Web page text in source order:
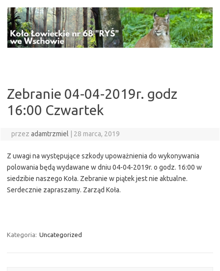
treści
Zebranie 04-04-2019r. godz
16:00 Czwartek
przez adamtrzmiel 28 marca, 2019
Z uwagi na występujące szkody upoważnienia do wykonywania
polowania będą wydawane w dniu 04-04-2019r. o godz. 16:00 w
siedzibie naszego Koła. Zebranie w piątek jest nie aktualne.
Serdecznie zapraszamy. Zarząd Koła.
Kategoria: Uncategorized